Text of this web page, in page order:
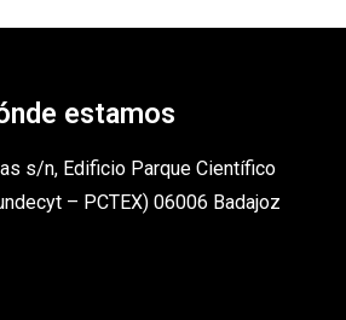
estamos
s/n, Edificio Parque Científico
– PCTEX) 06006 Badajoz